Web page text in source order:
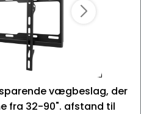
vægbeslag, der
fra 32-90". afstand til